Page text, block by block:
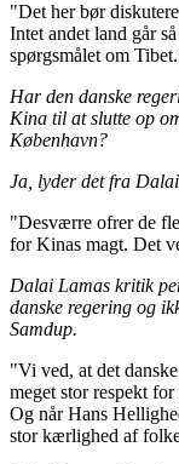
"Det her bør
Intet andet land går
spørgsmålet om
Har den danske
Kina til at slutte op
København?
Ja, lyder det fra
"Desværre ofrer de
for Kinas magt. Det
Dalai Lamas kritik
danske regering og
Samdup.
"Vi ved, at det
meget stor respekt
Og når Hans
stor kærlighed af